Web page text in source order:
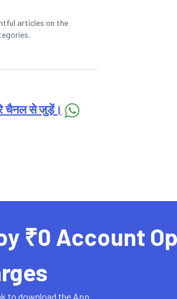
articles on the
चैनल से जुड़ें।
₹0 Account
to download the App